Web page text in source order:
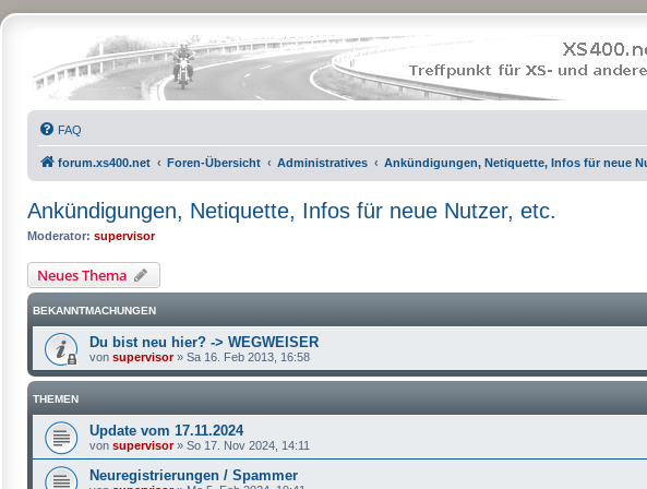
FAQ
forum.xs400.net Foren-Übersicht Administratives Ankündigungen, Netiquette, Infos für neue
Ankündigungen, Netiquette, Infos für neue Nutzer, etc.
Moderator: supervisor
Neues Thema
BEKANNTMACHUNGEN
Du bist neu hier? -> WEGWEISER
von supervisor» Sa 16. Feb 2013, 16:58
THEMEN
Update vom 17.11.2024
von supervisor» So 17. Nov 2024, 14:11
Neuregistrierungen / Spammer